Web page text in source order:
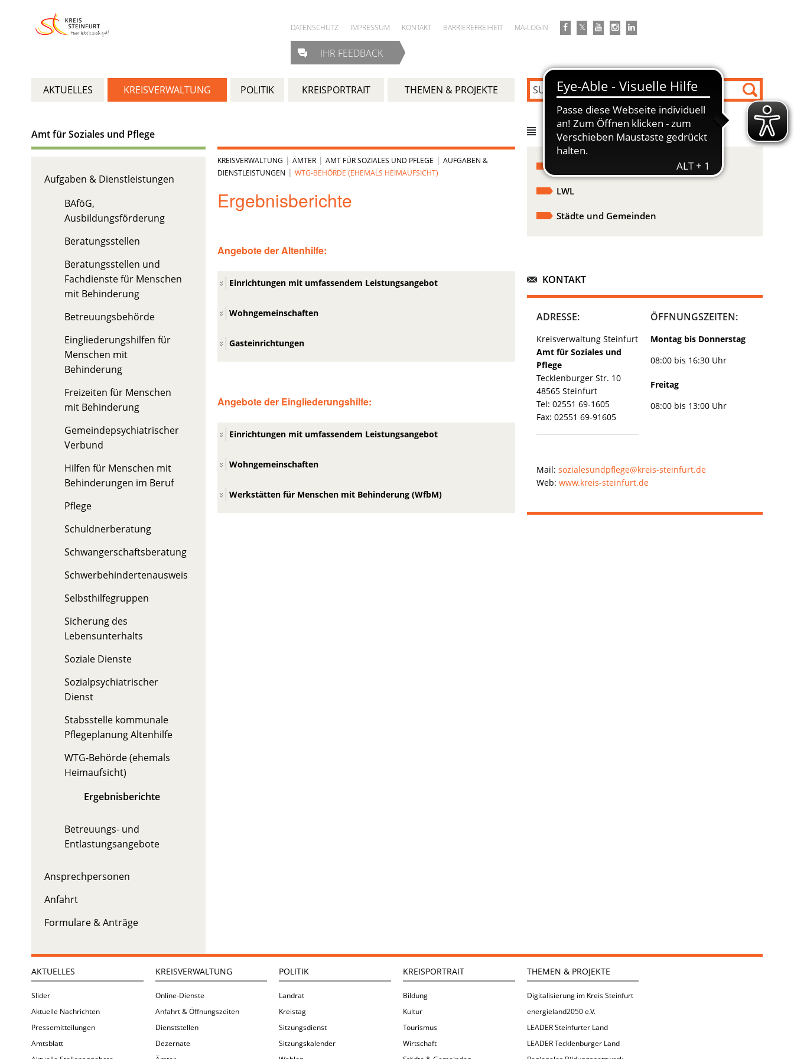
DATENSCHUTZ IMPRESSUM KONTAKT BARRIEREFREIHEIT MA-LOGIN
IHR FEEDBACK
AKTUELLES KREISVERWALTUNG POLITIK KREISPORTRAIT THEMEN & PROJEKTE
Amt für Soziales und Pflege
Aufgaben & Dienstleistungen
BAföG,
Ausbildungsförderung
Beratungsstellen
Beratungsstellen und
Fachdienste für Menschen
mit Behinderung
Betreuungsbehörde
Eingliederungshilfen für
Menschen mit
Behinderung
Freizeiten für Menschen
mit Behinderung
Gemeindepsychiatrischer
Verbund
Hilfen für Menschen mit
Behinderungen im Beruf
Pflege
Schuldnerberatung
Schwangerschaftsberatung
Schwerbehindertenausweis
Selbsthilfegruppen
Sicherung des
Lebensunterhalts
Soziale Dienste
Sozialpsychiatrischer
Dienst
Stabsstelle kommunale
Pflegeplanung Altenhilfe
WTG-Behörde (ehemals
Heimaufsicht)
Ergebnisberichte
Betreuungs- und
Entlastungsangebote
Ansprechpersonen
Anfahrt
Formulare & Anträge
KREISVERWALTUNG | ÄMTER| AMT FÜR SOZIALES UND PFLEGE | AUFGABEN &
DIENSTLEISTUNGEN | WTG-BEHÖRDE (EHEMALS HEIMAUFSICHT)
Ergebnisberichte
Angebote der Altenhilfe:
Einrichtungen mit umfassendem Leistungsangebot
Wohngemeinschaften
Gasteinrichtungen
Angebote der Eingliederungshilfe:
Einrichtungen mit umfassendem Leistungsangebot
Wohngemeinschaften
Werkstätten für Menschen mit Behinderung (WfbM)
DIREKT ZU
LWL
Städte und Gemeinden
KONTAKT
ADRESSE:
Kreisverwaltung Steinfurt
Amt für Soziales und
Pflege
Tecklenburger Str. 10
48565 Steinfurt
Tel: 02551 69-1605
Fax: 02551 69-91605
ÖFFNUNGSZEITEN:
Montag bis Donnerstag
08:00 bis 16:30 Uhr
Freitag
08:00 bis 13:00 Uhr
Mail: sozialesundpflege@kreis-steinfurt.de
Web: www.kreis-steinfurt.de
AKTUELLES
Slider
Aktuelle Nachrichten
Pressemitteilungen
Amtsblatt
KREISVERWALTUNG
Online-Dienste
Anfahrt & Öffnungszeiten
Dienststellen
Dezernate
POLITIK
Landrat
Kreistag
Sitzungsdienst
Sitzungskalender
KREISPORTRAIT
Bildung
Kultur
Tourismus
Wirtschaft
THEMEN & PROJEKTE
Digitalisierung im Kreis Steinfurt
energieland2050 e.V.
LEADER Steinfurter Land
LEADER Tecklenburger Land